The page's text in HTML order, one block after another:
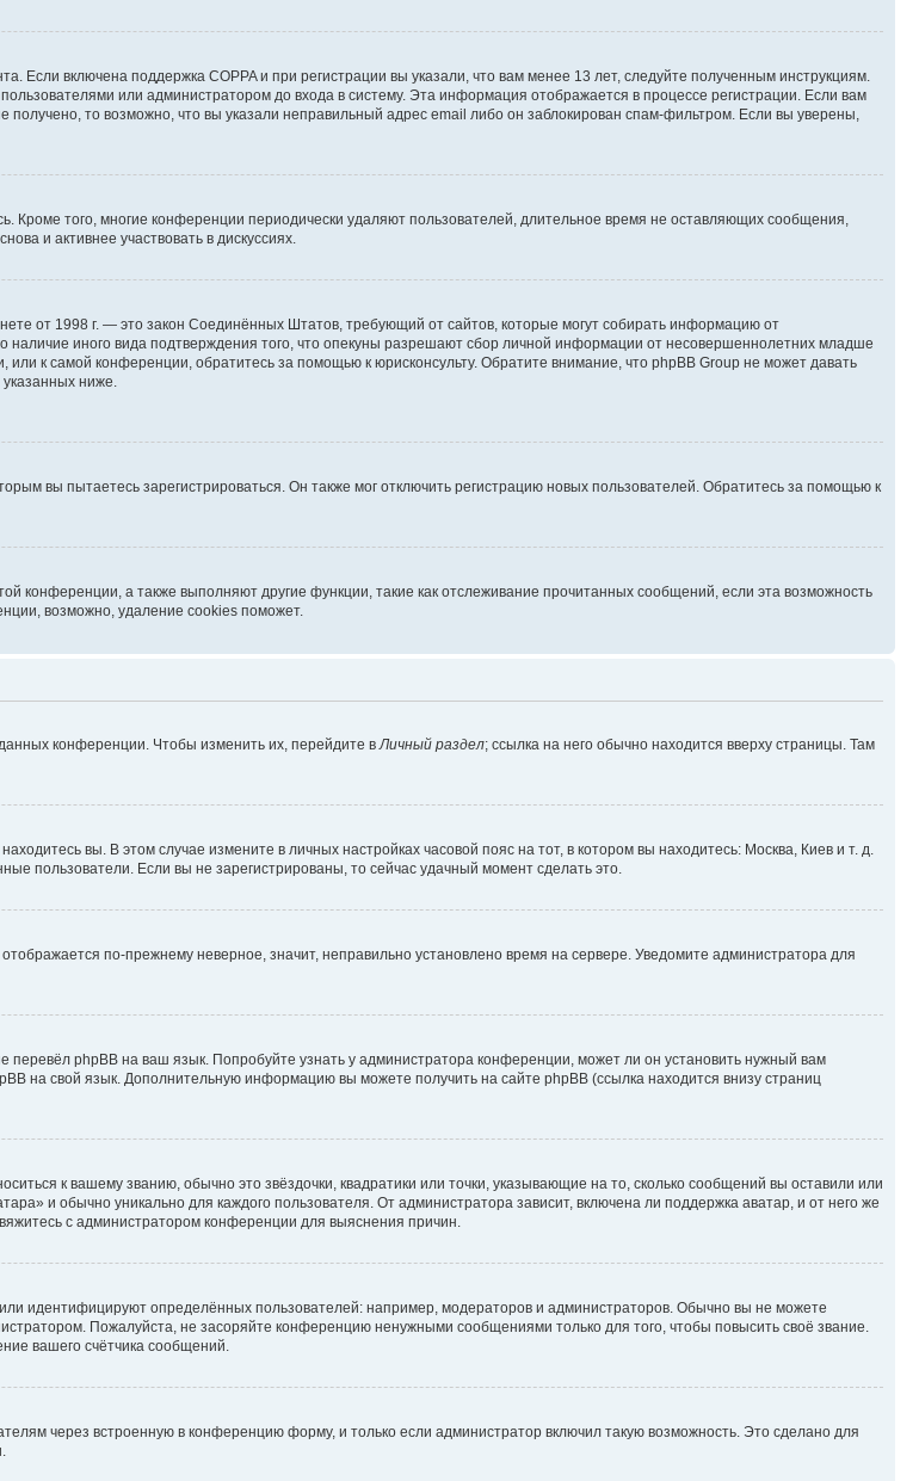
Если включена поддержка COPPA и при регистрации вы указали, что вам менее 13 лет, следуйте полученным инструкциям.
или администратором до входа в систему. Эта информация отображается в процессе регистрации. Если вам
то возможно, что вы указали неправильный адрес email либо он заблокирован спам-фильтром. Если вы уверены,
Кроме того, многие конференции периодически удаляют пользователей, длительное время не оставляющих сообщения,
и активнее участвовать в дискуссиях.
от 1998 г. — это закон Соединённых Штатов, требующий от сайтов, которые могут собирать информацию от
иного вида подтверждения того, что опекуны разрешают сбор личной информации от несовершеннолетних младше
к самой конференции, обратитесь за помощью к юрисконсульту. Обратите внимание, что phpBB Group не может давать
ниже.
вы пытаетесь зарегистрироваться. Он также мог отключить регистрацию новых пользователей. Обратитесь за помощью к
конференции, а также выполняют другие функции, такие как отслеживание прочитанных сообщений, если эта возможность
возможно, удаление cookies поможет.
конференции. Чтобы изменить их, перейдите вЛичный раздел; ссылка на него обычно находится вверху страницы. Там
вы. В этом случае измените в личных настройках часовой пояс на тот, в котором вы находитесь: Москва, Киев и т. д.
пользователи. Если вы не зарегистрированы, то сейчас удачный момент сделать это.
по-прежнему неверное, значит, неправильно установлено время на сервере. Уведомите администратора для
phpBB на ваш язык. Попробуйте узнать у администратора конференции, может ли он установить нужный вам
на свой язык. Дополнительную информацию вы можете получить на сайте phpBB (ссылка находится внизу страниц
к вашему званию, обычно это звёздочки, квадратики или точки, указывающие на то, сколько сообщений вы оставили или
и обычно уникально для каждого пользователя. От администратора зависит, включена ли поддержка аватар, и от него же
с администратором конференции для выяснения причин.
идентифицируют определённых пользователей: например, модераторов и администраторов. Обычно вы не можете
Пожалуйста, не засоряйте конференцию ненужными сообщениями только для того, чтобы повысить своё звание.
вашего счётчика сообщений.
через встроенную в конференцию форму, и только если администратор включил такую возможность. Это сделано для